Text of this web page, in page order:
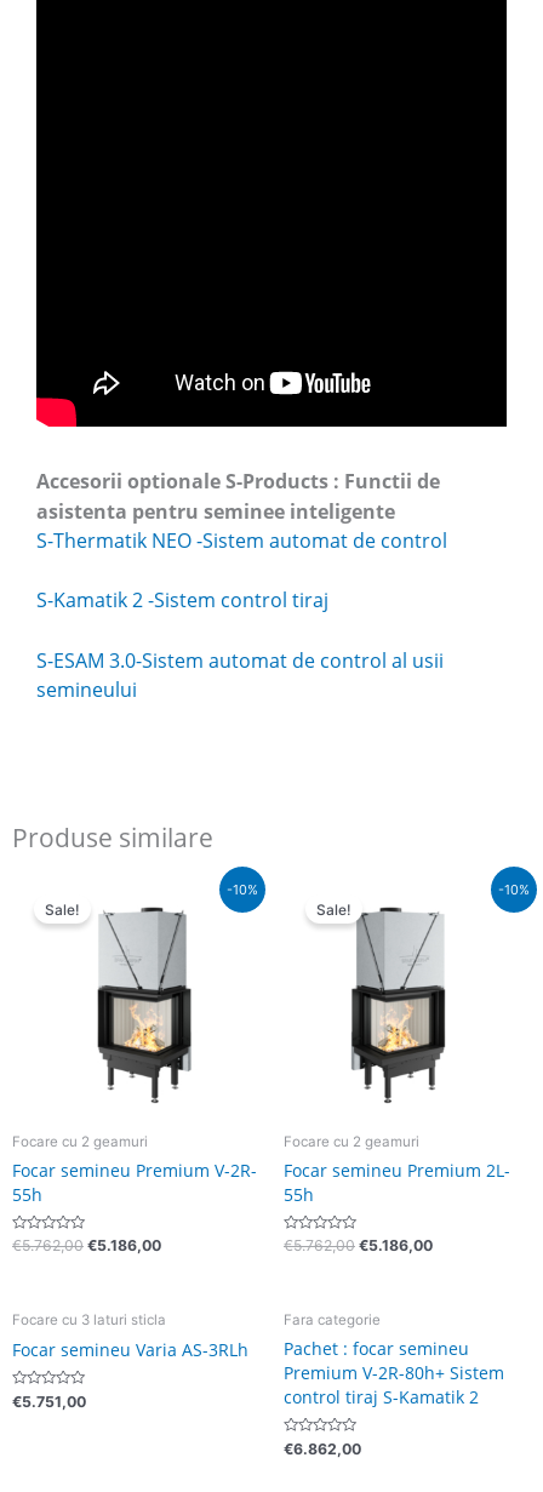
Accesorii optionale S-Products : Functii de
asistenta pentru seminee inteligente
S-Thermatik NEO -Sistem automat de control
S-Kamatik 2 -Sistem control tiraj
S-ESAM 3.0-Sistem automat de control al usii
semineului
Produse similare
-10%
Sale!
Focare cu 2 geamuri
Focar semineu Premium V-2R-
55h
Evaluat
€5.762,00
a
fost:
€5.762,00.
€5.186,00
este:
€5.186,00.
-10%
Sale!
Focare cu 2 geamuri
Focar semineu Premium 2L-
55h
Evaluat
€5.762,00
a
fost:
€5.762,00.
€5.186,00
este:
Focare cu 3 laturi sticla
Focar semineu Varia AS-3RLh
Evaluat
la
€5.751,00
Fara categorie
Pachet : focar semineu
Premium V-2R-80h+ Sistem
control tiraj S-Kamatik 2
Evaluat
la
€6.862,00